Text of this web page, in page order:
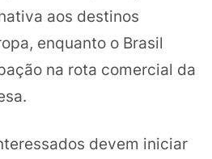
aos destinos
enquanto o Brasil
na rota comercial da
devem iniciar